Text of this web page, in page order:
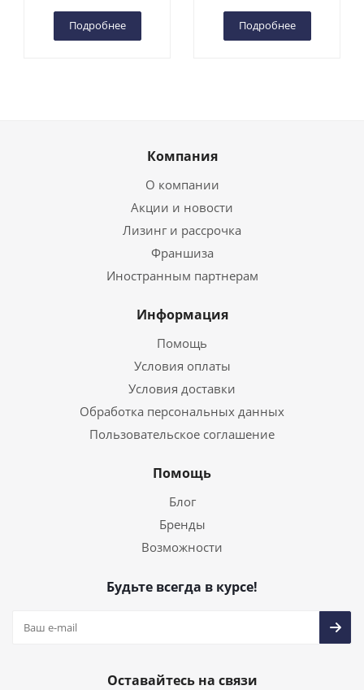
Подробнее Подробнее
Компания
О компании
Акции и новости
Лизинг и рассрочка
Франшиза
Иностранным партнерам
Информация
Помощь
Условия оплаты
Условия доставки
Обработка персональных данных
Пользовательское соглашение
Помощь
Блог
Бренды
Возможности
Будьте всегда в курсе!
Оставайтесь на связи